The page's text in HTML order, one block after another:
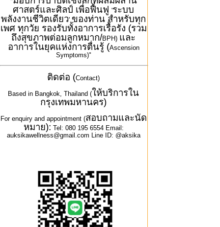
ศาสตร์และศิลป์ เพื่อฟื้นฟู'ระบบ
พลังงานชีวิตเดียว'ของท่าน สำหรับทุก
เพศ ทุกวัย รองรับทั้งอาการเรื้อรัง (รวม
ถึงสุขภาพต่อมลูกหมาก/BPH) และ
อาการในยุคแห่งการตื่นรู้ (Ascension
Symptoms)"
ติดต่อ (Contact)
Based in Bangkok, Thailand (ให้บริการใน
กรุงเทพมหานคร)
For enquiry and appointment (สอบถามและนัด
หมาย): Tel: 080 195 6554 Email:
auksikawellness@gmail.com Line ID: @aksika